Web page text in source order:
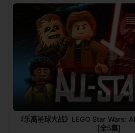
《乐高星球大战》LEGO Star Wars:
[全5集]